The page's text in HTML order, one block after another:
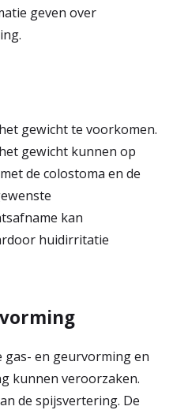
geven over
gewicht te voorkomen.
gewicht kunnen op
de colostoma en de
kan
huidirritatie
gas- en geurvorming en
kunnen veroorzaken.
de spijsvertering. De